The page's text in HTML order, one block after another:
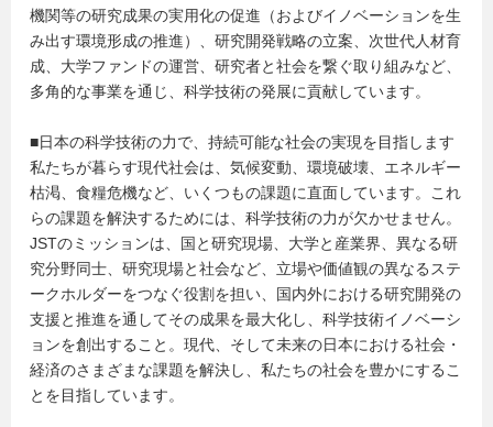
機関等の研究成果の実用化の促進（およびイノベーションを生
み出す環境形成の推進）、研究開発戦略の立案、次世代人材育
成、大学ファンドの運営、研究者と社会を繋ぐ取り組みなど、
多角的な事業を通じ、科学技術の発展に貢献しています。
■日本の科学技術の力で、持続可能な社会の実現を目指します
私たちが暮らす現代社会は、気候変動、環境破壊、エネルギー
枯渇、食糧危機など、いくつもの課題に直面しています。これ
らの課題を解決するためには、科学技術の力が欠かせません。
JSTのミッションは、国と研究現場、大学と産業界、異なる研
究分野同士、研究現場と社会など、立場や価値観の異なるステ
ークホルダーをつなぐ役割を担い、国内外における研究開発の
支援と推進を通してその成果を最大化し、科学技術イノベーシ
ョンを創出すること。現代、そして未来の日本における社会・
経済のさまざまな課題を解決し、私たちの社会を豊かにするこ
とを目指しています。